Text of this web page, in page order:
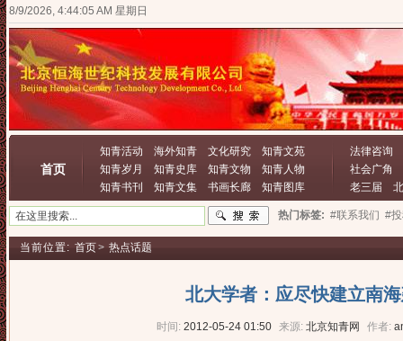
8/9/2026, 4:44:05 AM 星期日
首页
知青活动 海外知青 文化研究
知青文苑
知青岁月
知青史库 知青文物
知青人物
知青书刊
知青文集 书画长廊 知青图库
法律咨询
社会广角
老三届
热门标签: #联系我们 #
当前位置: 首页> 热点话题
北大学者：应尽快建立南
时间: 2012-05-24 01:50 来源: 北京知青网 作者: